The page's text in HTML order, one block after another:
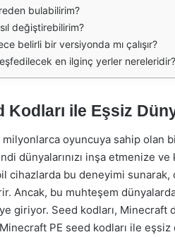
bulabilirim?
değiştirebilirim?
belirli bir versiyonda mı çalışır?
en ilginç yerler nereleridir?
Kodları ile Eşsiz
oyuncuya sahip olan
dünyalarınızı inşa etmenize
cihazlarda bu deneyimi
Ancak, bu muhteşem
giriyor. Seed kodları, Minecraft
PE seed kodları ile